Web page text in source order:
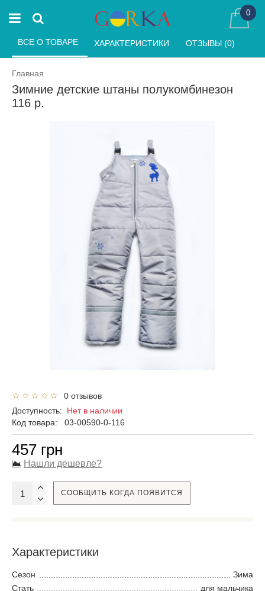
0
Главная
Зимние детские штаны полукомбинезон
116 р.
ВСЕ О ТОВАРЕ ХАРАКТЕРИСТИКИ ОТЗЫВЫ (0)
0 отзывов
Доступность: Нет в наличии
Код товара:
03-00590-0-116
457 грн
Нашли дешевле?
СООБЩИТЬ КОГДА ПОЯВИТСЯ
Характеристики
Сезон
Зима
Стать
для мальчика